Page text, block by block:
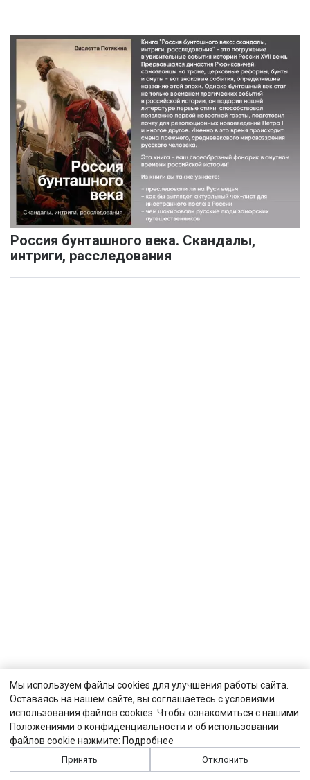
Россия бунташного века. Скандалы,
интриги, расследования
Мы используем файлы cookies для улучшения работы сайта.
Оставаясь на нашем сайте, вы соглашаетесь с условиями
использования файлов cookies. Чтобы ознакомиться с нашими
Положениями о конфиденциальности и об использовании
файлов cookie нажмите: Подробнее
Принять Отклонить